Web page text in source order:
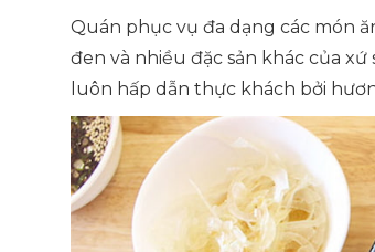
Quán phục vụ đa dạng các món
đen và nhiều đặc sản khác của
luôn hấp dẫn thực khách bởi